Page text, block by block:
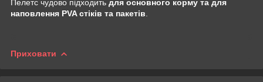
Пелетс чудово підходить для основного корму та для
наповлення PVA стіків та пакетів
Приховати